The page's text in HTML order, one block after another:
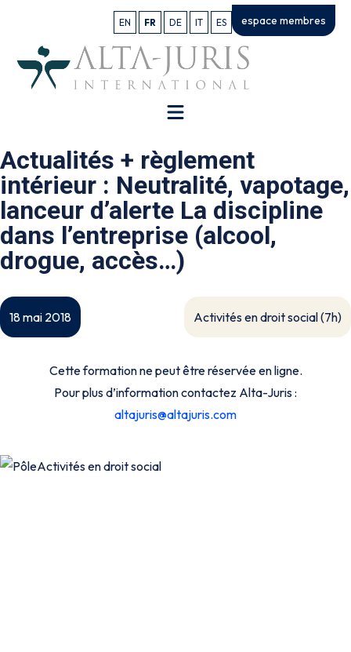
EN FR DE IT ES espace membres
Actualités + règlement
intérieur : Neutralité, vapotage,
lanceur d’alerte La discipline
dans l’entreprise (alcool,
drogue, accès…)
18 mai 2018 Activités en droit social (7h)
Cette formation ne peut être réservée en ligne.
Pour plus d’information contactez Alta-Juris :
altajuris@altajuris.com